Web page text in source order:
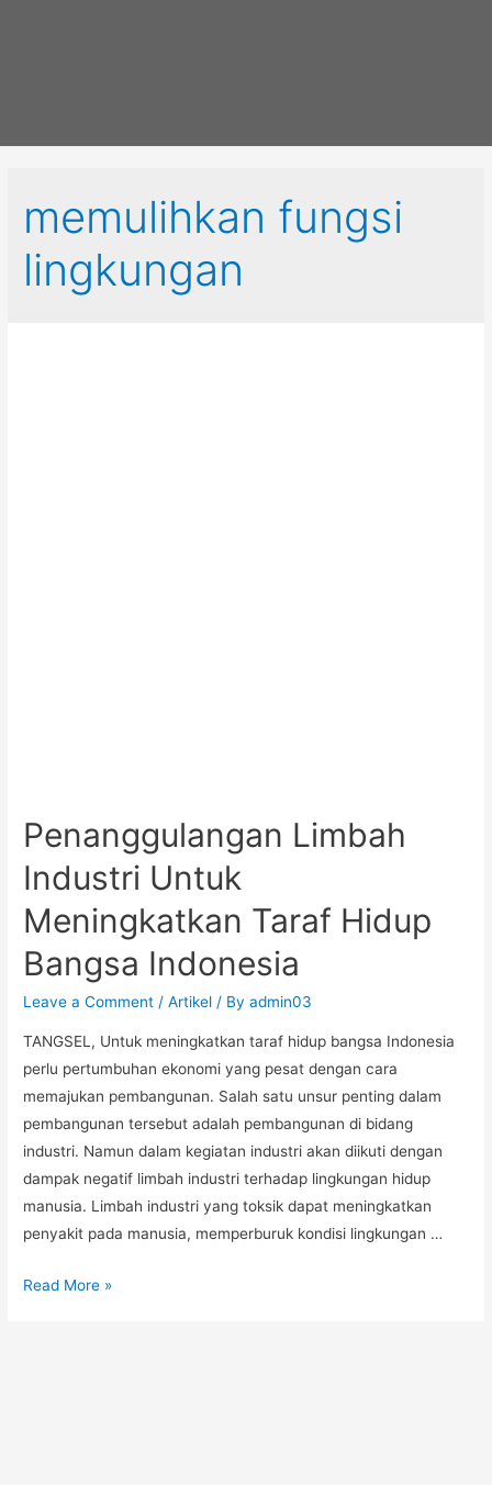
memulihkan fungsi
lingkungan
Penanggulangan Limbah
Industri Untuk
Meningkatkan Taraf Hidup
Bangsa Indonesia
Leave a Comment /Artikel / Byadmin03
TANGSEL, Untuk meningkatkan taraf hidup bangsa Indonesia
perlu pertumbuhan ekonomi yang pesat dengan cara
memajukan pembangunan. Salah satu unsur penting dalam
pembangunan tersebut adalah pembangunan di bidang
industri. Namun dalam kegiatan industri akan diikuti dengan
dampak negatif limbah industri terhadap lingkungan hidup
manusia. Limbah industri yang toksik dapat meningkatkan
penyakit pada manusia, memperburuk kondisi lingkungan …
Read More »